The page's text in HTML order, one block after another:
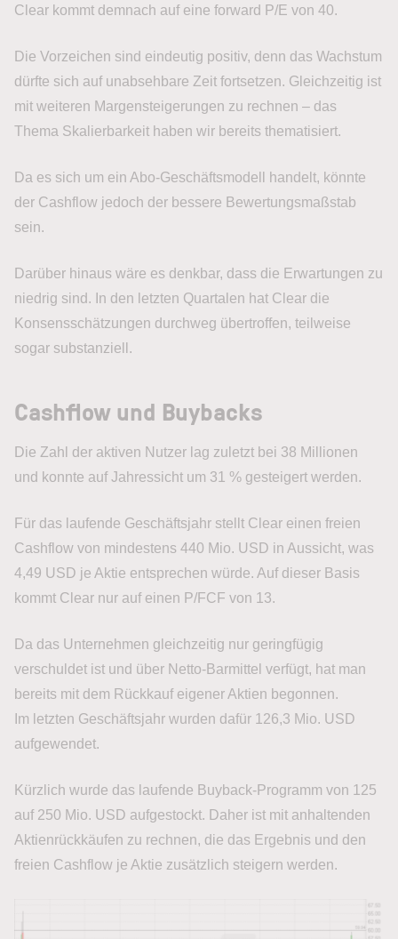
Clear kommt demnach auf eine forward P/E von 40.
Die Vorzeichen sind eindeutig positiv, denn das Wachstum
dürfte sich auf unabsehbare Zeit fortsetzen. Gleichzeitig ist
mit weiteren Margensteigerungen zu rechnen – das
Thema Skalierbarkeit haben wir bereits thematisiert.
Da es sich um ein Abo-Geschäftsmodell handelt, könnte
der Cashflow jedoch der bessere Bewertungsmaßstab
sein.
Darüber hinaus wäre es denkbar, dass die Erwartungen zu
niedrig sind. In den letzten Quartalen hat Clear die
Konsensschätzungen durchweg übertroffen, teilweise
sogar substanziell.
Cashflow und Buybacks
Die Zahl der aktiven Nutzer lag zuletzt bei 38 Millionen
und konnte auf Jahressicht um 31 % gesteigert werden.
Für das laufende Geschäftsjahr stellt Clear einen freien
Cashflow von mindestens 440 Mio. USD in Aussicht, was
4,49 USD je Aktie entsprechen würde. Auf dieser Basis
kommt Clear nur auf einen P/FCF von 13.
Da das Unternehmen gleichzeitig nur geringfügig
verschuldet ist und über Netto-Barmittel verfügt, hat man
bereits mit dem Rückkauf eigener Aktien begonnen.
Im letzten Geschäftsjahr wurden dafür 126,3 Mio. USD
aufgewendet.
Kürzlich wurde das laufende Buyback-Programm von 125
auf 250 Mio. USD aufgestockt. Daher ist mit anhaltenden
Aktienrückkäufen zu rechnen, die das Ergebnis und den
freien Cashflow je Aktie zusätzlich steigern werden.